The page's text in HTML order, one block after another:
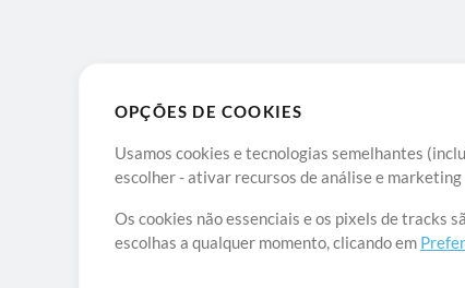
OPÇÕES DE COOKIES
Usamos cookies e tecnologias semelhantes
escolher - ativar recursos de análise e
Os cookies não essenciais e os pixels de tracks
escolhas a qualquer momento, clicando em